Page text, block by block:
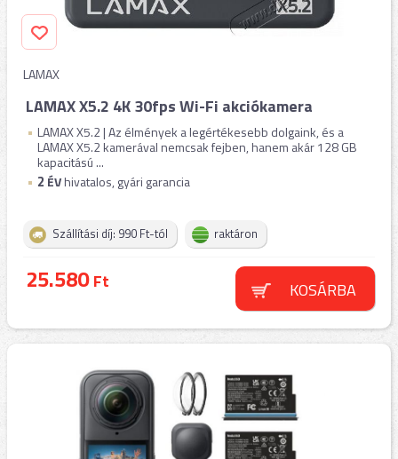
LAMAX
LAMAX X5.2 4K 30fps Wi-Fi akciókamera
LAMAX X5.2 | Az élmények a legértékesebb dolgaink, és a
LAMAX X5.2 kamerával nemcsak fejben, hanem akár 128 GB
kapacitású ...
2 ÉVhivatalos, gyári garancia
Szállítási díj: 990 Ft-tól raktáron
25.580Ft KOSÁRBA